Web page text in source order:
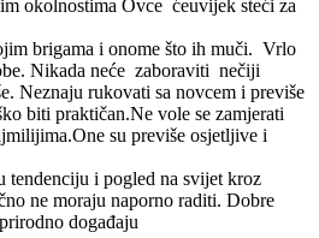
okolnostima Ovce ćeuvijek steći za
brigama i onome što ih muči. Vrlo
Nikada neće zaboraviti nečiji
Neznaju rukovati sa novcem i previše
biti praktičan.Ne vole se zamjerati
su previše osjetljive i
tendenciju i pogled na svijet kroz
ne moraju naporno raditi. Dobre
događaju